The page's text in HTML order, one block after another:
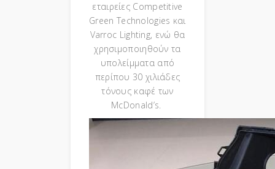
εταιρείες Competitive
Green Technologies και
Varroc Lighting, ενώ θα
χρησιμοποιηθούν τα
υπολείμματα από
περίπου 30 χιλιάδες
τόνους καφέ των
McDonald’s.